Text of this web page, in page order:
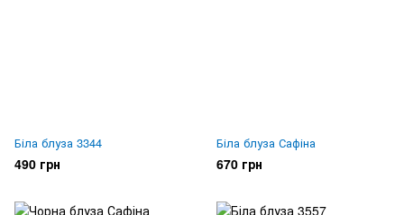
Біла блуза 3344
490 грн
Біла блуза Сафіна
670 грн